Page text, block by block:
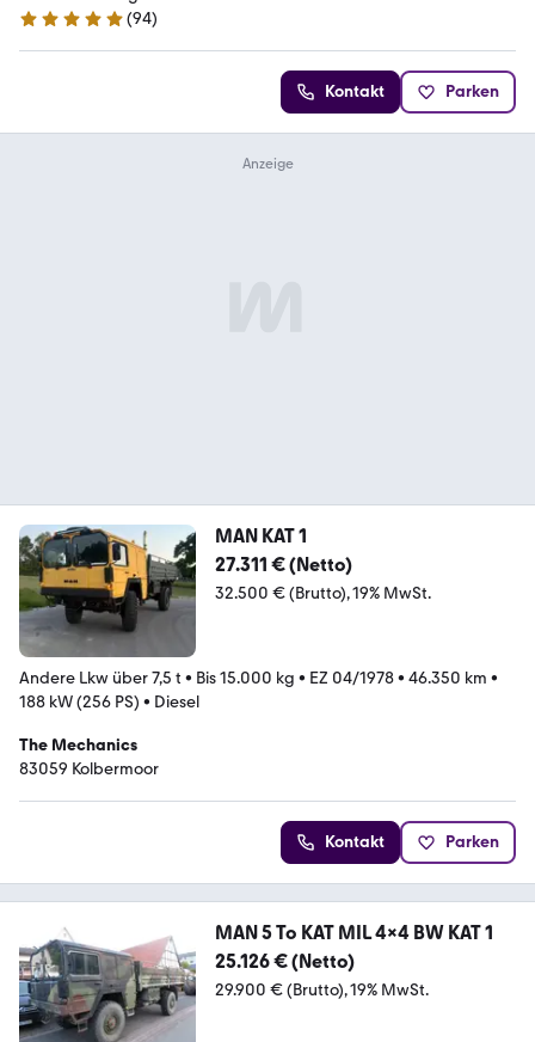
5 Sterne
(94)
Kontakt Parken
MAN KAT 1
27.311 € (Netto)
32.500 € (Brutto) 19% MwSt.
Andere Lkw über 7,5 t • Bis 15.000 kg • EZ 04/1978• 46.350 km •
188 kW (256 PS) • Diesel
The Mechanics
83059 Kolbermoor
Kontakt Parken
MAN 5 To KAT MIL 4x4 BW KAT 1
25.126 € (Netto)
29.900 € (Brutto) 19% MwSt.